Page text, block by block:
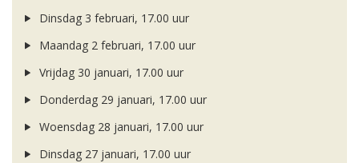
Dinsdag 3 februari, 17.00 uur
Maandag 2 februari, 17.00 uur
Vrijdag 30 januari, 17.00 uur
Donderdag 29 januari, 17.00 uur
Woensdag 28 januari, 17.00 uur
Dinsdag 27 januari, 17.00 uur